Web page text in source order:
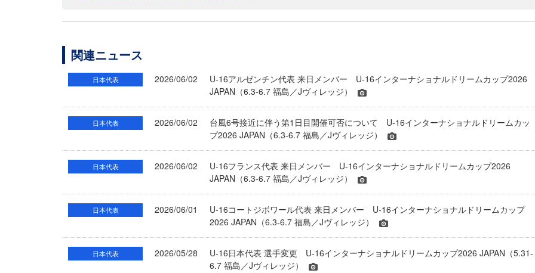
関連ニュース
日本代表 2026/06/02
U-16アルゼンチン代表 来日メンバー U-16インターナショナルドリームカップ2026
JAPAN（6.3-6.7 福島／Jヴィレッジ）
日本代表 2026/06/02
台風6号接近に伴う第1日目開催可否について U-16インターナショナルドリームカッ
プ2026 JAPAN（6.3-6.7 福島／Jヴィレッジ）
日本代表 2026/06/02
U-16フランス代表 来日メンバー U-16インターナショナルドリームカップ2026
JAPAN（6.3-6.7 福島／Jヴィレッジ）
日本代表 2026/06/01
U-16コートジボワール代表 来日メンバー U-16インターナショナルドリームカップ
2026 JAPAN（6.3-6.7 福島／Jヴィレッジ）
日本代表 2026/05/28
U-16日本代表 選手変更 U-16インターナショナルドリームカップ2026 JAPAN（5.31-
6.7 福島／Jヴィレッジ）